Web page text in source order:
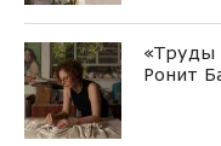
«Труды
Ронит